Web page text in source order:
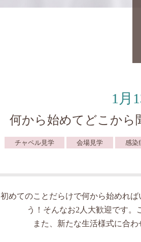
1月
何から始めてどこから
チャペル見学 会場見学 感染
初めてのことだらけで何から始めれ
う！そんなお2人大歓迎です。
また、新たな生活様式に合